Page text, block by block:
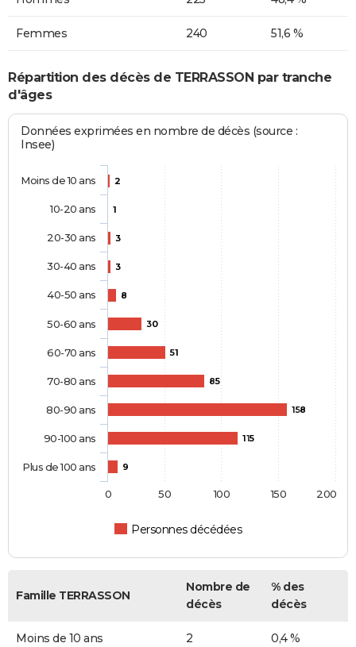
Femmes 240 51,6 %
Répartition des décès de TERRASSON par tranche
d'âges
Données exprimées en nombre de décès (source :
Insee)
2
1
3
3
8
30
51
85
158
115
9
Personnes décédées
Moins de 10 ans
10-20 ans
20-30 ans
30-40 ans
40-50 ans
50-60 ans
60-70 ans
70-80 ans
80-90 ans
90-100 ans
Plus de 100 ans
0 50 100 150 200
Famille TERRASSON
Nombre de
décès
% des
décès
Moins de 10 ans 2 0,4 %